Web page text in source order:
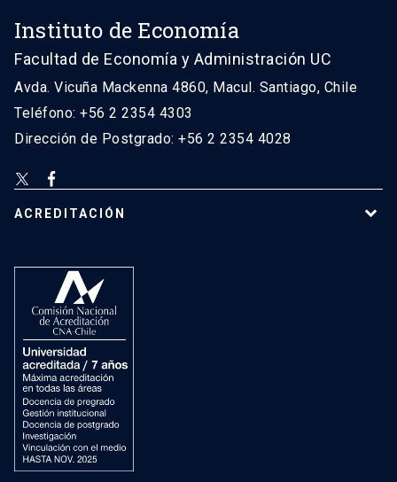
Instituto de Economía
Facultad de Economía y Administración UC
Avda. Vicuña Mackenna 4860, Macul. Santiago, Chile
Teléfono: +56 2 2354 4303
Dirección de Postgrado: +56 2 2354 4028
ACREDITACIÓN